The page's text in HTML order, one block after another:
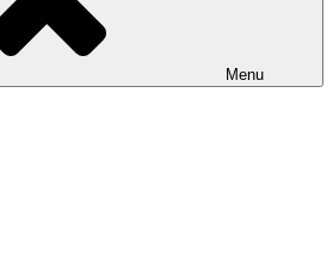
Menu